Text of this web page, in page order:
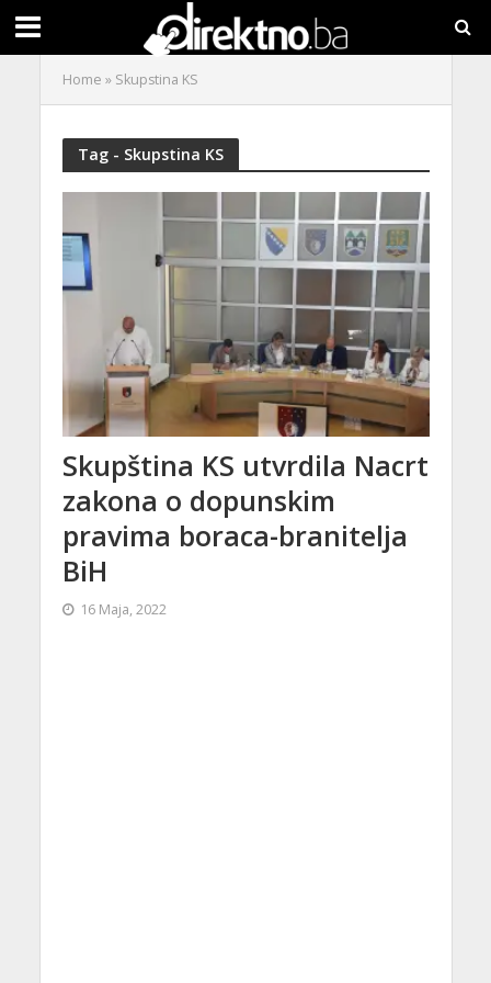
Home » Skupstina KS
Tag - Skupstina KS
Skupština KS utvrdila Nacrt
zakona o dopunskim
pravima boraca-branitelja
BiH
16 Maja, 2022